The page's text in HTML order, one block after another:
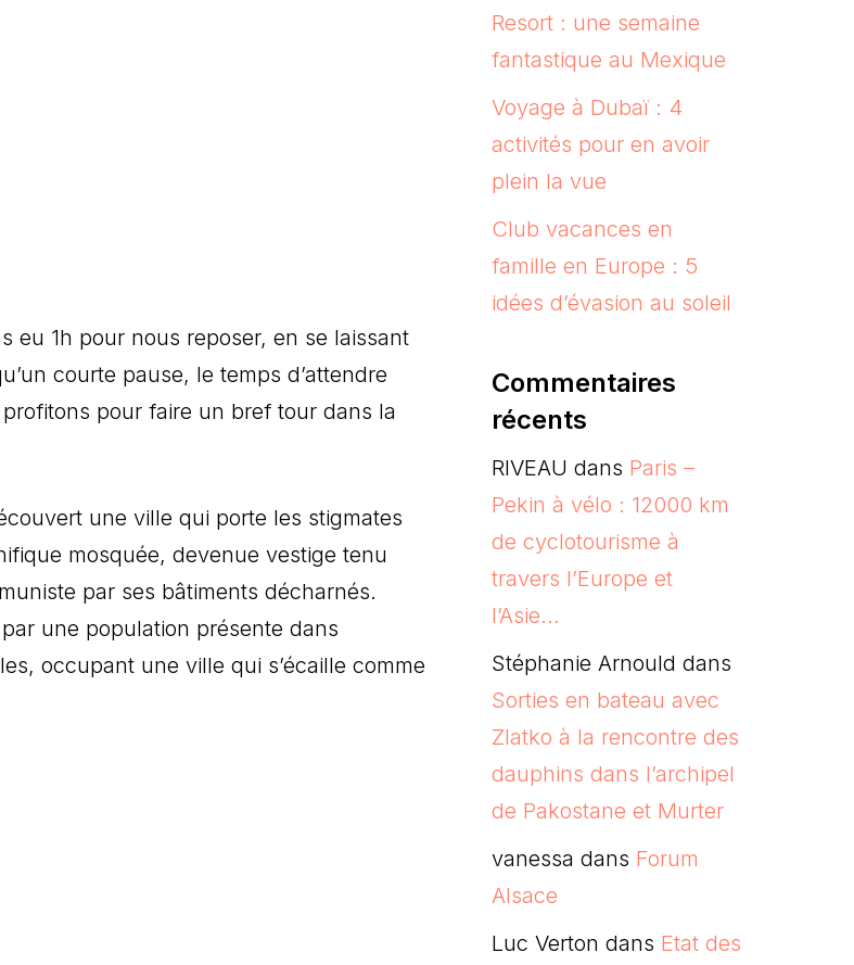
eu 1h pour nous reposer, en se laissant
courte pause, le temps d’attendre
pour faire un bref tour dans la
une ville qui porte les stigmates
mosquée, devenue vestige tenu
par ses bâtiments décharnés.
une population présente dans
occupant une ville qui s’écaille comme
Resort : une semaine
fantastique au Mexique
Voyage à Dubaï : 4
activités pour en avoir
plein la vue
Club vacances en
famille en Europe : 5
idées d’évasion au soleil
Commentaires
récents
RIVEAU dans Paris –
Pekin à vélo : 12000 km
de cyclotourisme à
travers l’Europe et
l’Asie…
Stéphanie Arnould dans
Sorties en bateau avec
Zlatko à la rencontre des
dauphins dans l’archipel
de Pakostane et Murter
vanessa dans Forum
Alsace
Luc Verton dans Etat des